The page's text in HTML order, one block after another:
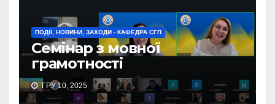
ПОДІЇ, НОВИНИ, ЗАХОДИ - КАФЕДРА СГП
Семінар з мовної
грамотності
ГРУ 10, 2025